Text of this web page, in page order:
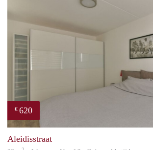
€ 620
Aleidisstraat